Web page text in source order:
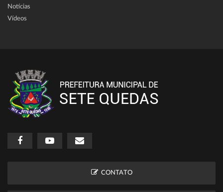
Notícias
Vídeos
CONTATO